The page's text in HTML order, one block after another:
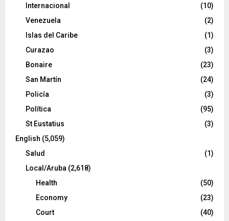
Internacional
(10)
Venezuela
(2)
Islas del Caribe
(1)
Curazao
(3)
Bonaire
(23)
San Martín
(24)
Policía
(3)
Política
(95)
St Eustatius
(3)
English (5,059)
Salud
(1)
Local/Aruba (2,618)
Health
(50)
Economy
(23)
Court
(40)